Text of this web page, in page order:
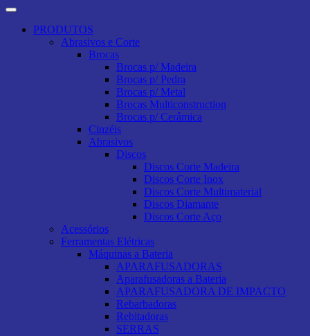
PRODUTOS
Abrasivos e Corte
Brocas
Brocas p/ Madeira
Brocas p/ Pedra
Brocas p/ Metal
Brocas Multiconstruction
Brocas p/ Cerâmica
Cinzéis
Abrasivos
Discos
Discos Corte Madeira
Discos Corte Inox
Discos Corte Multimaterial
Discos Diamante
Discos Corte Aço
Acessórios
Ferramentas Elétricas
Máquinas a Bateria
APARAFUSADORAS
Aparafusadoras a Bateria
APARAFUSADORA DE IMPACTO
Rebarbadoras
Rebitadoras
SERRAS